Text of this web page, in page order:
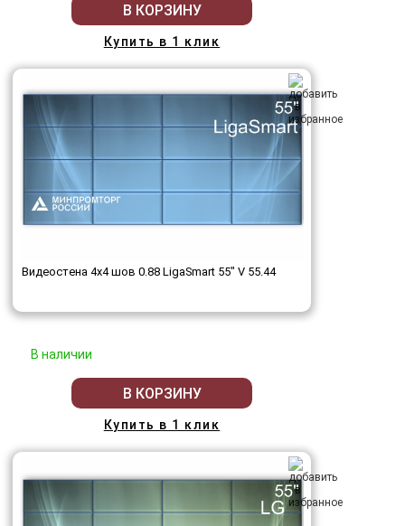
В КОРЗИНУ
Купить в 1 клик
Видеостена 4x4 шов 0.88 LigaSmart 55" V 55.44
В наличии
В КОРЗИНУ
Купить в 1 клик